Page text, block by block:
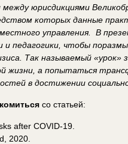
юрисдикциями
которых данные
управления. В
и педагогики, чтобы
Так называемый «урок»
жизни, а попытаться
в достижении
со статьей:
after COVID-19.
2020.